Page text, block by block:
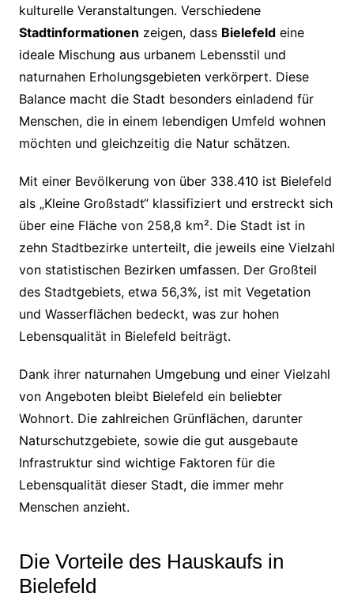
kulturelle Veranstaltungen. Verschiedene
Stadtinformationen zeigen, dass Bielefeldeine
ideale Mischung aus urbanem Lebensstil und
naturnahen Erholungsgebieten verkörpert. Diese
Balance macht die Stadt besonders einladend für
Menschen, die in einem lebendigen Umfeld wohnen
möchten und gleichzeitig die Natur schätzen.
Mit einer Bevölkerung von über 338.410 ist Bielefeld
als „Kleine Großstadt“ klassifiziert und erstreckt sich
über eine Fläche von 258,8 km². Die Stadt ist in
zehn Stadtbezirke unterteilt, die jeweils eine Vielzahl
von statistischen Bezirken umfassen. Der Großteil
des Stadtgebiets, etwa 56,3%, ist mit Vegetation
und Wasserflächen bedeckt, was zur hohen
Lebensqualität in Bielefeld beiträgt.
Dank ihrer naturnahen Umgebung und einer Vielzahl
von Angeboten bleibt Bielefeld ein beliebter
Wohnort. Die zahlreichen Grünflächen, darunter
Naturschutzgebiete, sowie die gut ausgebaute
Infrastruktur sind wichtige Faktoren für die
Lebensqualität dieser Stadt, die immer mehr
Menschen anzieht.
Die Vorteile des Hauskaufs in
Bielefeld